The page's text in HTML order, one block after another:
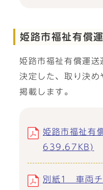
姫路市福祉有償
姫路市福祉有償運送
決定した、取り決
掲載します。
姫路市福祉有
639.67KB)
別紙1 車両チ